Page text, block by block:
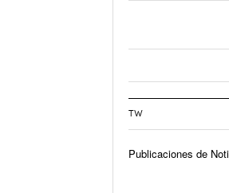
TW
Publicaciones de